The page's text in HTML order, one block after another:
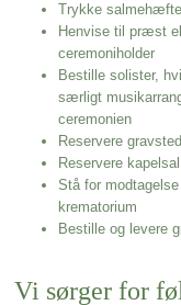
Trykke
Henvise til præst
ceremoniholder
Bestille solister,
særligt
ceremonien
Reservere
Reservere kapelsal
Stå for
krematorium
Bestille og levere
Vi sørger for